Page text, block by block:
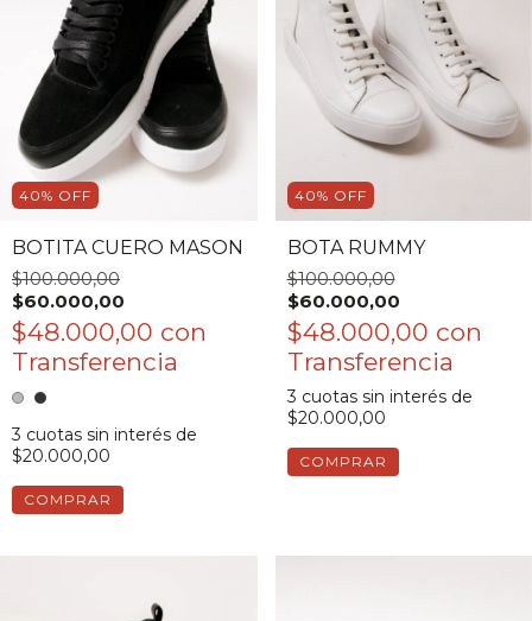
40% OFF
BOTITA CUERO MASON
$100.000,00
$60.000,00
$48.000,00 con
3 cuotas sin interés de
$20.000,00
COMPRAR
40% OFF
BOTA RUMMY
$100.000,00
$60.000,00
$48.000,00 con
3 cuotas sin interés de
$20.000,00
COMPRAR